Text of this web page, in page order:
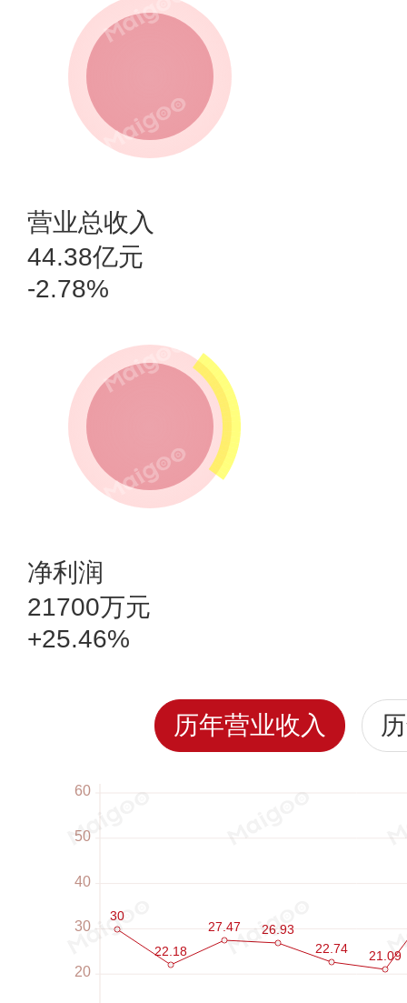
营业总收入
44.38亿元
-2.78%
净利润
21700万元
+25.46%
历年营业收入